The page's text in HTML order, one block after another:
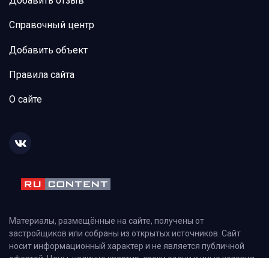
Справочный центр
Добавить объект
Правила сайта
О сайте
Материалы, размещённые на сайте, получены от
застройщиков или собраны из открытых источников. Сайт
носит информационный характер и не является публичной